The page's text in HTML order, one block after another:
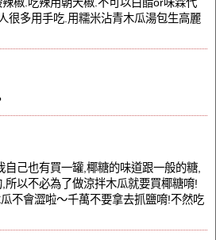
椒.吃辣用朝天椒.不可以白醋or味霖代
很多用手吃.用糯米沾青木瓜湯包生高麗
自己也有買一罐,椰糖的味道跟一般的糖,
所以不必為了做涼拌木瓜就要買椰糖唷!
不會澀啦～千萬不要拿去抓鹽唷!不然吃